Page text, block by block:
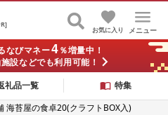
メニュー
お気に入り
なびマネー4％増量中！
設などでも利用可能！
礼品一覧
特集
海苔屋の食卓20(クラフトBOX入)